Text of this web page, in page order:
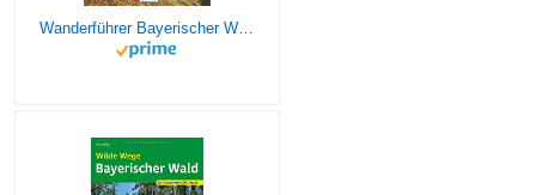
Wanderführer Bayerischer Wald: Wanderungen für Senioren Bayerischer Wald. 30 entspannte Touren in wilder, ursprünglicher Natur. Wandern im ... auch ... auch mit Kindern / Wege zwischen 2 und 10 km